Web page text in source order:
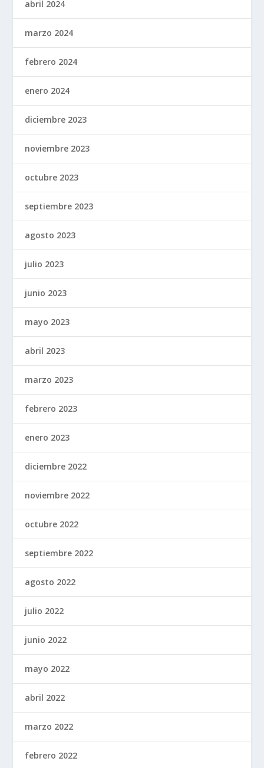
abril 2024
marzo 2024
febrero 2024
enero 2024
diciembre 2023
noviembre 2023
octubre 2023
septiembre 2023
agosto 2023
julio 2023
junio 2023
mayo 2023
abril 2023
marzo 2023
febrero 2023
enero 2023
diciembre 2022
noviembre 2022
octubre 2022
septiembre 2022
agosto 2022
julio 2022
junio 2022
mayo 2022
abril 2022
marzo 2022
febrero 2022